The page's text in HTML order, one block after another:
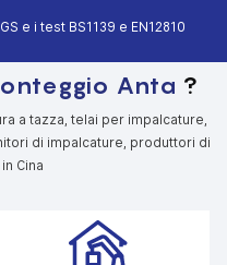
e i test BS1139 e EN12810
Anta ?
a tazza, telai per impalcature,
di impalcature, produttori di
Cina